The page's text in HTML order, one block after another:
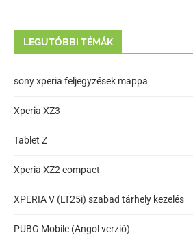
LEGUTÓBBI TÉMÁK
sony xperia feljegyzések mappa
Xperia XZ3
Tablet Z
Xperia XZ2 compact
XPERIA V (LT25i) szabad tárhely kezelés
PUBG Mobile (Angol verzió)